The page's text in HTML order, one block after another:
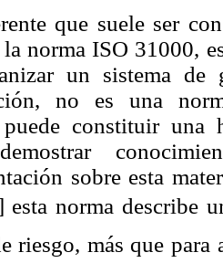
que suele ser
norma ISO 31000,
un sistema
no es una
puede constituir una
sobre esta
norma describe
riesgo, más que para